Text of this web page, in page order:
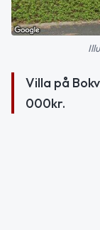
Villa på
000kr.